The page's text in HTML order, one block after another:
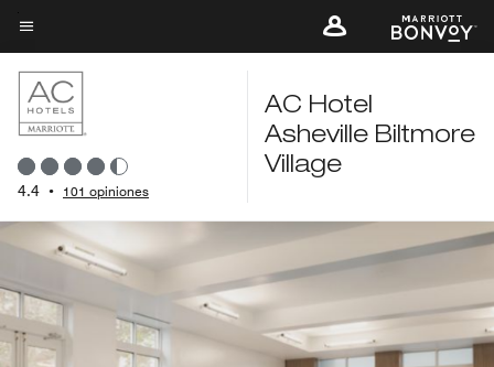
Skip
to
main
content
Texto del menú
4.4 • 101 opiniones
AC Hotel
Asheville Biltmore
Village